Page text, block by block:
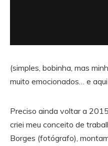
(simples, bobinha, mas
muito emocionados… e
Preciso ainda voltar a
criei meu conceito de
Borges (fotógrafo),